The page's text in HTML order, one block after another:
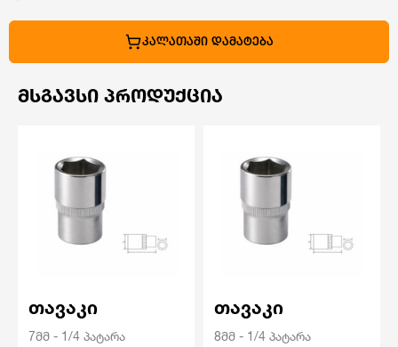
ᲙᲐᲚᲐᲗᲐᲨᲘ ᲓᲐᲛᲐᲢᲔᲑᲐ
ᲛᲡᲒᲐᲕᲡᲘ ᲞᲠᲝᲓᲣᲥᲪᲘᲐ
თავაკი
7მმ - 1/4 პატარა
თავაკი
8მმ - 1/4 პატარა